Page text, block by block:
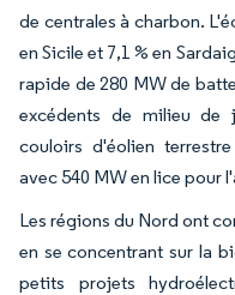
de centrales à charbon.
en Sicile et 7,1 % en
rapide de 280 MW de
excédents de milieu de
couloirs d'éolien
avec 540 MW en lice pour
Les régions du Nord ont
en se concentrant sur la
petits projets